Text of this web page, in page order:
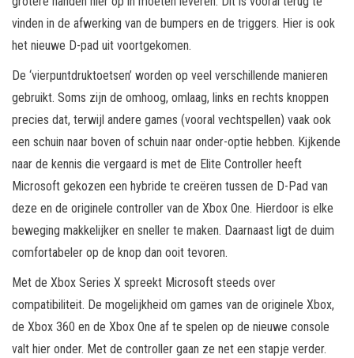
vinden in de afwerking van de bumpers en de triggers. Hier is ook
het nieuwe D-pad uit voortgekomen.
De ‘vierpuntdruktoetsen’ worden op veel verschillende manieren
gebruikt. Soms zijn de omhoog, omlaag, links en rechts knoppen
precies dat, terwijl andere games (vooral vechtspellen) vaak ook
een schuin naar boven of schuin naar onder-optie hebben. Kijkende
naar de kennis die vergaard is met de Elite Controller heeft
Microsoft gekozen een hybride te creëren tussen de D-Pad van
deze en de originele controller van de Xbox One. Hierdoor is elke
beweging makkelijker en sneller te maken. Daarnaast ligt de duim
comfortabeler op de knop dan ooit tevoren.
Met de Xbox Series X spreekt Microsoft steeds over
compatibiliteit. De mogelijkheid om games van de originele Xbox,
de Xbox 360 en de Xbox One af te spelen op de nieuwe console
valt hier onder. Met de controller gaan ze net een stapje verder.